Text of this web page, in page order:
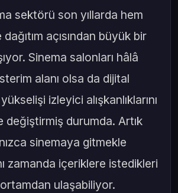
sektörü son yıllarda hem
açısından büyük bir
Sinema salonları hâlâ
alanı olsa da dijital
izleyici alışkanlıklarını
değiştirmiş durumda. Artık
sinemaya gitmekle
zamanda içeriklere istedikleri
ulaşabiliyor.